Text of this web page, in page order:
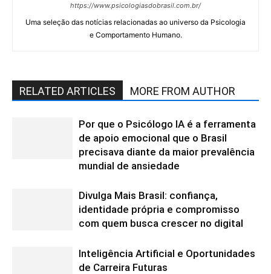
https://www.psicologiasdobrasil.com.br/
Uma seleção das notícias relacionadas ao universo da Psicologia
e Comportamento Humano.
RELATED ARTICLES MORE FROM AUTHOR
Por que o Psicólogo IA é a ferramenta
de apoio emocional que o Brasil
precisava diante da maior prevalência
mundial de ansiedade
Divulga Mais Brasil: confiança,
identidade própria e compromisso
com quem busca crescer no digital
Inteligência Artificial e Oportunidades
de Carreira Futuras